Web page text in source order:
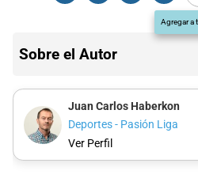
Agregar a
Sobre el Autor
Juan Carlos Haberkon
Deportes - Pasión Liga
Ver Perfil